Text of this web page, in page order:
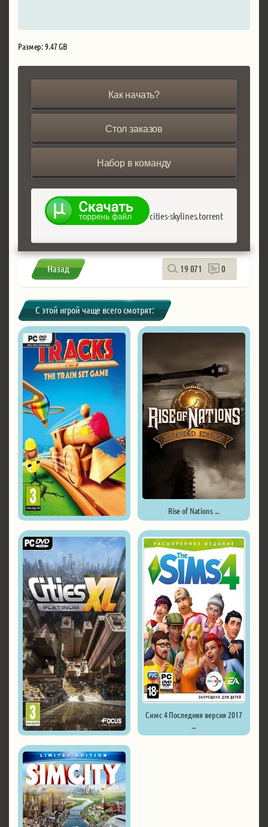
Размер: 9.47 GB
Как начать?
Стол заказов
Набор в команду
cities-skylines.torrent
Назад 19 071 0
С этой игрой чаще всего смотрят:
Rise of Nations ...
Симс 4 Последняя версия 2017
...